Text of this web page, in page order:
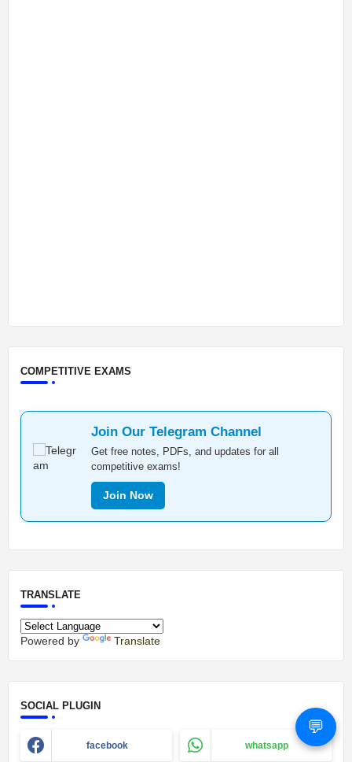
💬
COMPETITIVE EXAMS
Join Our Telegram Channel
Get free notes, PDFs, and updates for all
competitive exams!
Join Now
TRANSLATE
Powered by Translate
SOCIAL PLUGIN
facebook whatsapp